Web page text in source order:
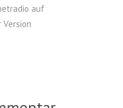
auf
Version